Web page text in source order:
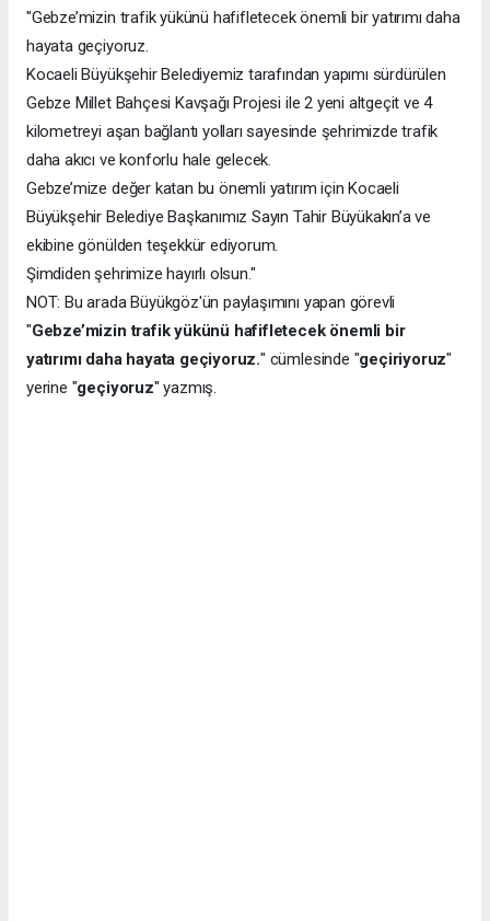
"Gebze’mizin trafik yükünü hafifletecek önemli bir yatırımı daha
hayata geçiyoruz.
Kocaeli Büyükşehir Belediyemiz tarafından yapımı sürdürülen
Gebze Millet Bahçesi Kavşağı Projesi ile 2 yeni altgeçit ve 4
kilometreyi aşan bağlantı yolları sayesinde şehrimizde trafik
daha akıcı ve konforlu hale gelecek.
Gebze’mize değer katan bu önemli yatırım için Kocaeli
Büyükşehir Belediye Başkanımız Sayın Tahir Büyükakın’a ve
ekibine gönülden teşekkür ediyorum.
Şimdiden şehrimize hayırlı olsun."
NOT: Bu arada Büyükgöz'ün paylaşımını yapan görevli
"Gebze’mizin trafik yükünü hafifletecek önemli bir
yatırımı daha hayata geçiyoruz." cümlesinde "geçiriyoruz"
yerine "geçiyoruz" yazmış.